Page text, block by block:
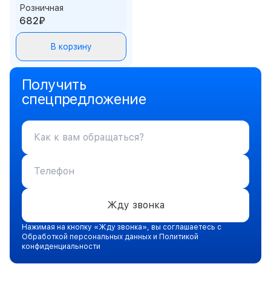
Розничная
682₽
В корзину
Получить
спецпредложение
Жду звонка
Нажимая на кнопку «Жду звонка», вы соглашаетесь с
Обработкой персональных данных и Политикой
конфиденциальности